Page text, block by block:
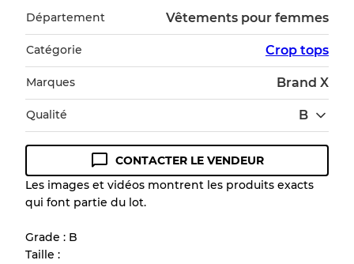
Département Vêtements pour femmes
Catégorie Crop tops
Marques Brand X
Qualité B
Guide des conditions
Tous les produits incluent un niveau de
de chaque article avant l'achat.
CONTACTER LE VENDEUR
Les images et vidéos montrent les produits exacts
qui font partie du lot.
Grade : B
Taille :